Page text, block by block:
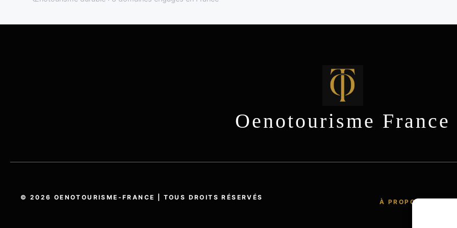
Oenotourisme France
© 2026 OENOTOURISME-FRANCE | TOUS DROITS RÉSERVÉS
À PROPOS